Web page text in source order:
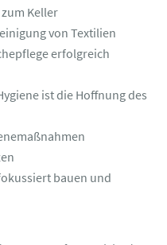
Keller
von Textilien
erfolgreich
ist die Hoffnung des
bauen und